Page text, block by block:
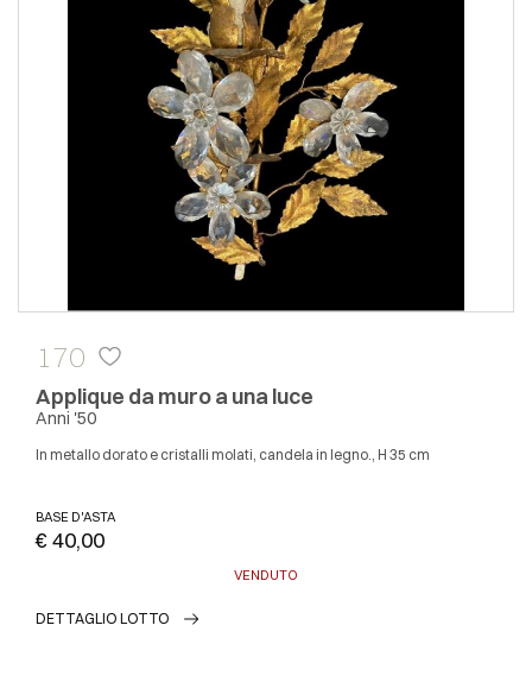
170
Applique da muro a una luce
Anni '50
In metallo dorato e cristalli molati, candela in legno., H 35 cm
BASE D'ASTA
€ 40,00
VENDUTO
DETTAGLIO LOTTO